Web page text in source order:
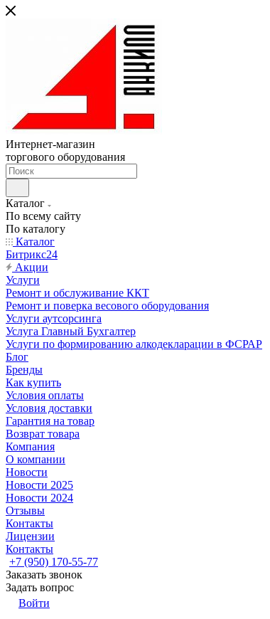
Интернет-магазин
торгового оборудования
Каталог
По всему сайту
По каталогу
Каталог
Битрикс24
Акции
Услуги
Ремонт и обслуживание ККТ
Ремонт и поверка весового оборудования
Услуги аутсорсинга
Услуга Главный Бухгалтер
Услуги по формированию алкодекларации в ФСРАР
Блог
Бренды
Как купить
Условия оплаты
Условия доставки
Гарантия на товар
Возврат товара
Компания
О компании
Новости
Новости 2025
Новости 2024
Отзывы
Контакты
Лицензии
Контакты
+7 (950) 170-55-77
Заказать звонок
Задать вопрос
Войти